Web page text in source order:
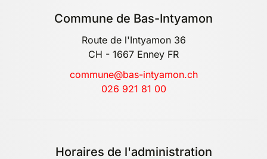
Commune de Bas-Intyamon
Route de l'Intyamon 36
CH - 1667 Enney FR
commune@bas-intyamon.ch
026 921 81 00
Horaires de l'administration